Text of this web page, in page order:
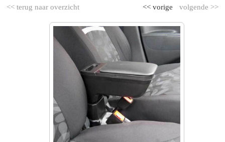
<< terug naar overzicht volgende >>
<< vorige